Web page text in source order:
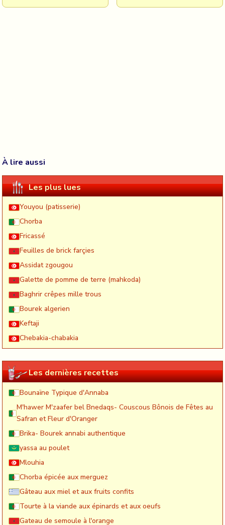
À lire aussi
Les plus lues
Youyou (patisserie)
Chorba
Fricassé
Feuilles de brick farçies
Assidat zgougou
Galette de pomme de terre (mahkoda)
Baghrir crêpes mille trous
Bourek algerien
Keftaji
Chebakia-chabakia
Les dernières recettes
Bounaïne Typique d'Annaba
M'hawer M'zaafer bel Bnedaqs- Couscous Bônois de Fêtes au
Safran et Fleur d'Oranger
Brika- Bourek annabi authentique
yassa au poulet
Mlouhia
Chorba épicée aux merguez
Gâteau aux miel et aux fruits confits
Tourte à la viande aux épinards et aux oeufs
Gateau de semoule à l'orange